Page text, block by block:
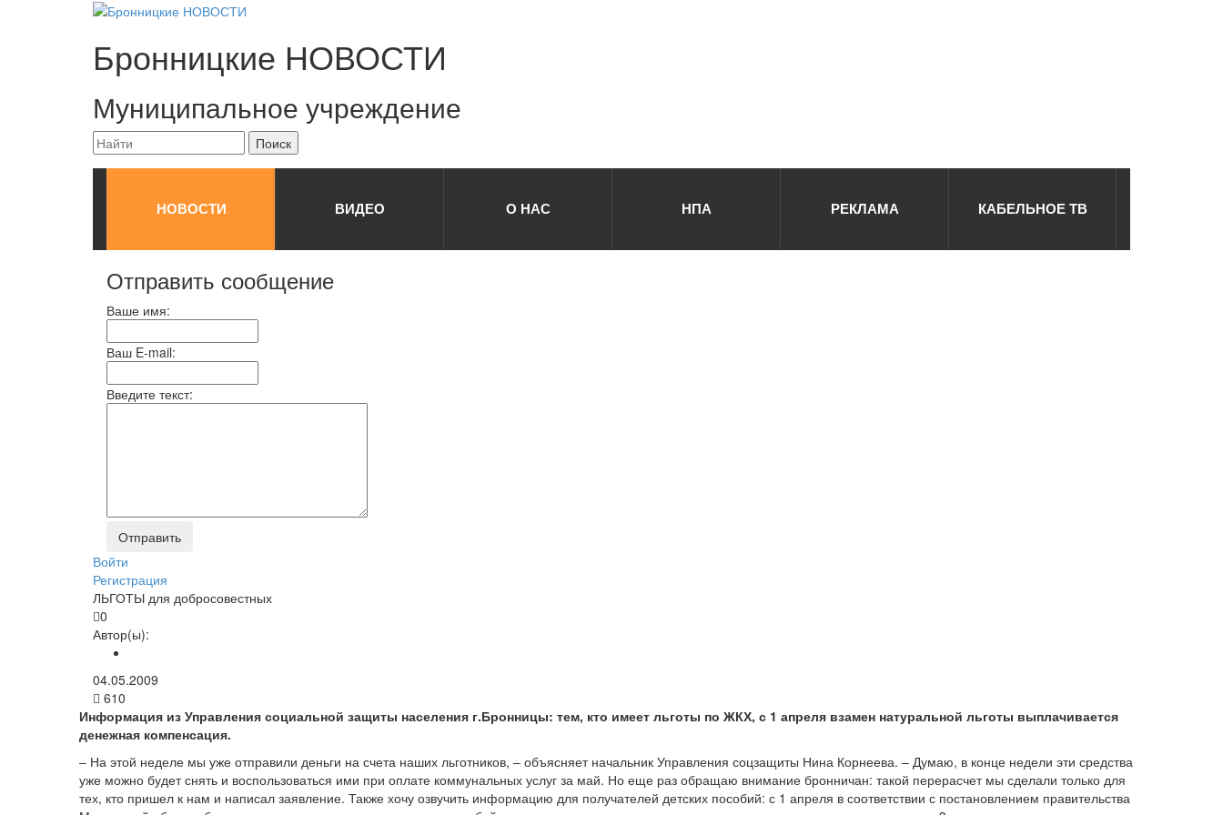
Бронницкие НОВОСТИ
Муниципальное учреждение
НОВОСТИ ВИДЕО О НАС НПА РЕКЛАМА КАБЕЛЬНОЕ ТВ
Отправить сообщение
Ваше имя:
Ваш E-mail:
Введите текст:
Войти
Регистрация
ЛЬГОТЫ для добросовестных
0
Автор(ы):
04.05.2009
610
Информация из Управления социальной защиты населения г.Бронницы: тем, кто имеет льготы по ЖКХ, с 1 апреля взамен натуральной льготы выплачивается
денежная компенсация.
– На этой неделе мы уже отправили деньги на счета наших льготников, – объясняет начальник Управления соцзащиты Нина Корнеева. – Думаю, в конце недели эти средства
уже можно будет снять и воспользоваться ими при оплате коммунальных услуг за май. Но еще раз обращаю внимание бронничан: такой перерасчет мы сделали только для
тех, кто пришел к нам и написал заявление. Также хочу озвучить информацию для получателей детских пособий: с 1 апреля в соответствии с постановлением правительства